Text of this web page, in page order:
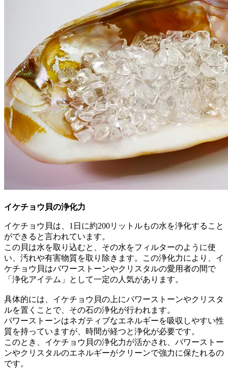
イケチョウ貝の浄化力
イケチョウ貝は、1日に約200リットルもの水を浄化すること
ができると言われています。
この貝は水を取り込むと、その水をフィルターのように使
い、汚れや有害物質を取り除きます。この浄化力により、イ
ケチョウ貝はパワーストーンやクリスタルの愛用者の間で
「浄化アイテム」として一定の人気があります。
具体的には、イケチョウ貝の上にパワーストーンやクリスタ
ルを置くことで、その石の浄化が行われます。
パワーストーンはネガティブなエネルギーを吸収しやすい性
質を持っていますが、時間が経つと浄化が必要です。
このとき、イケチョウ貝の浄化力が活かされ、パワーストー
ンやクリスタルのエネルギーがクリーンで強力に保たれるの
です。